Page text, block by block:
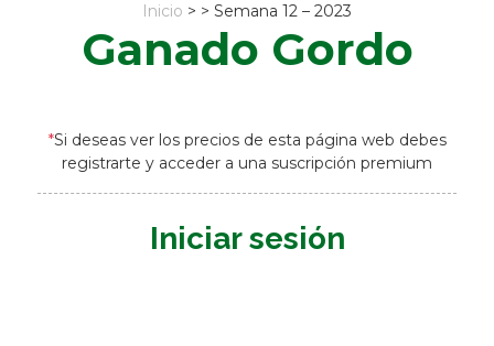
Inicio > > Semana 12 – 2023
Ganado Gordo
*Si deseas ver los precios de esta página web debes
registrarte y acceder a una suscripción premium
Iniciar sesión